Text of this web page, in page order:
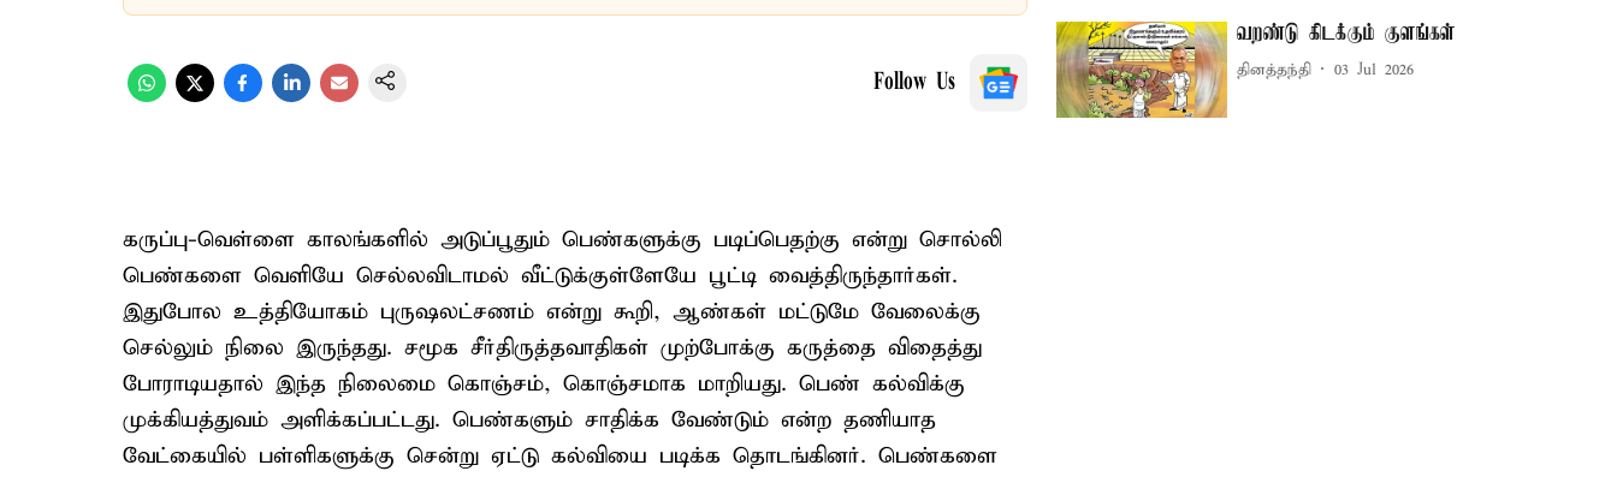
Follow Us
கருப்பு-வெள்ளை காலங்களில் அடுப்பூதும் பெண்களுக்கு படிப்பெதற்கு என்று சொல்லி
பெண்களை வெளியே செல்லவிடாமல் வீட்டுக்குள்ளேயே பூட்டி வைத்திருந்தார்கள்.
இதுபோல உத்தியோகம் புருஷலட்சணம் என்று கூறி, ஆண்கள் மட்டுமே வேலைக்கு
செல்லும் நிலை இருந்தது. சமூக சீர்திருத்தவாதிகள் முற்போக்கு கருத்தை விதைத்து
போராடியதால் இந்த நிலைமை கொஞ்சம், கொஞ்சமாக மாறியது. பெண் கல்விக்கு
முக்கியத்துவம் அளிக்கப்பட்டது. பெண்களும் சாதிக்க வேண்டும் என்ற தணியாத
வேட்கையில் பள்ளிகளுக்கு சென்று ஏட்டு கல்வியை படிக்க தொடங்கினர். பெண்களை
வறண்டு கிடக்கும் குளங்கள்
தினத்தந்தி 03 Jul 2026